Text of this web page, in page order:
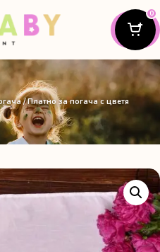
0
/ Платно за погача с цветя